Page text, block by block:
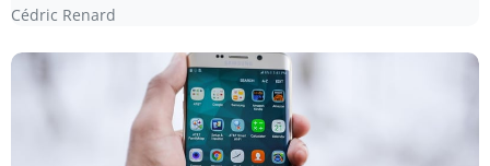
Cédric Renard